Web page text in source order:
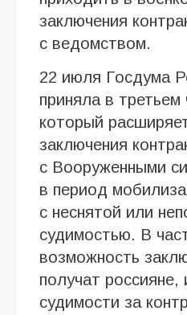
заключения
с ведомством.
22 июля Госдума
приняла в третьем
который
заключения
с Вооруженными
в период
с неснятой или
судимостью. В
возможность
получат
судимости за